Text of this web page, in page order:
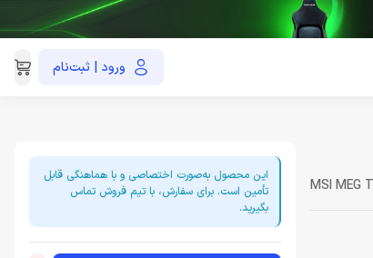
ورود | ثبت‌نام021-91035390
MSI MEG
این محصول به‌صورت اختصاصی و با هماهنگی قابل
تأمین است. برای سفارش، با تیم فروش تماس
بگیرید.